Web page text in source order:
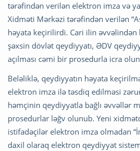
tərəfindən verilən elektron imza və
Xidməti Mərkəzi tərəfindən verilən
həyata keçirilirdi. Cari ilin əvvəlindən
şəxsin dövlət qeydiyyatı, ƏDV
açılması cəmi bir prosedurla icra
Beləliklə, qeydiyyatın həyata
elektron imza ilə təsdiq edilməsi
həmçinin qeydiyyatla bağlı əvvəllər
prosedurlar ləğv olunub. Yeni
istifadəçilər elektron imza olmadan
daxil olaraq elektron qeydiyyat